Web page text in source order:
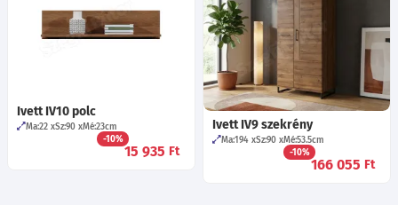
Ivett IV10 polc
Ma:22 Sz:90 Mé:23cm
-10%
15 935 Ft
Ivett IV9 szekrény
Ma:194 Sz:90 Mé:53.5cm
-10%
166 055 Ft